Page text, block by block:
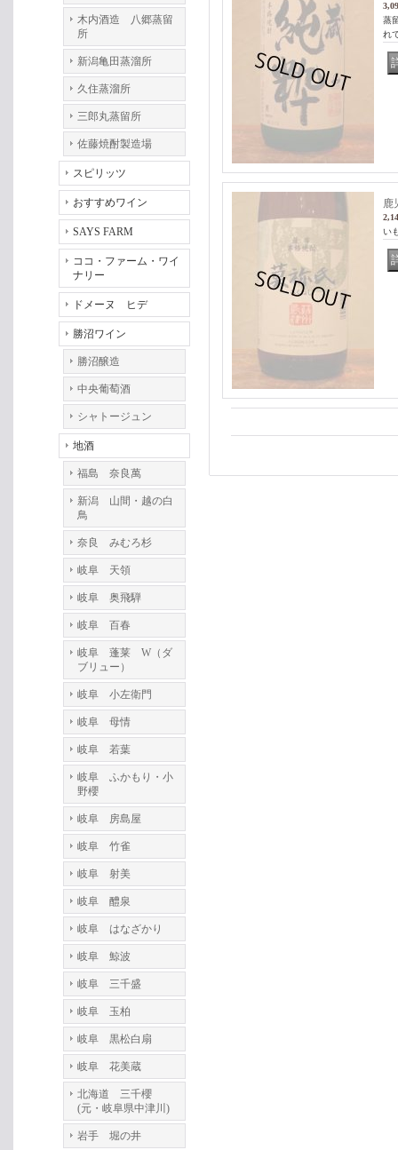
木内酒造 八郷蒸留
所
新潟亀田蒸溜所
久住蒸溜所
三郎丸蒸留所
佐藤焼酎製造場
スピリッツ
おすすめワイン
SAYS FARM
ココ・ファーム・ワイ
ナリー
ドメーヌ ヒデ
勝沼ワイン
勝沼醸造
中央葡萄酒
シャトージュン
地酒
福島 奈良萬
新潟 山間・越の白
鳥
奈良 みむろ杉
岐阜 天領
岐阜 奥飛騨
岐阜 百春
岐阜 蓬莱 W（ダ
ブリュー）
岐阜 小左衛門
岐阜 母情
岐阜 若葉
岐阜 ふかもり・小
野櫻
岐阜 房島屋
岐阜 竹雀
岐阜 射美
岐阜 醴泉
岐阜 はなざかり
岐阜 鯨波
岐阜 三千盛
岐阜 玉柏
岐阜 黒松白扇
岐阜 花美蔵
北海道 三千櫻
(元・岐阜県中津川)
岩手 堀の井
蒸
れ
鹿
い